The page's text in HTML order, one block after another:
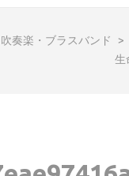
吹奏楽・ブラスバンド >
生